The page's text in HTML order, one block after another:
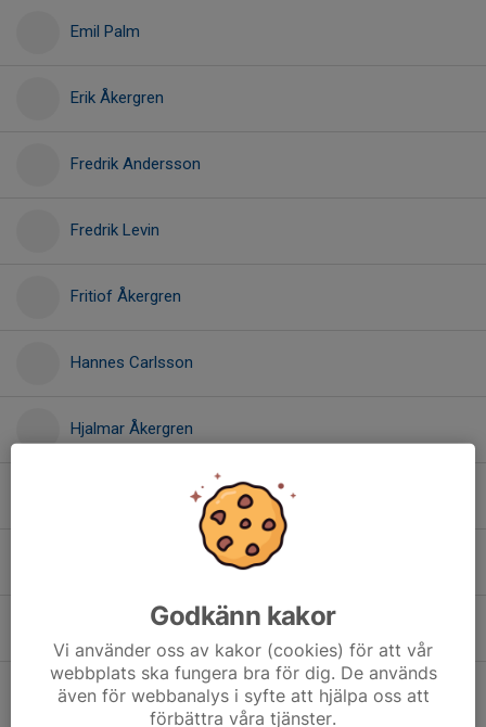
Emil Palm
Erik Åkergren
Fredrik Andersson
Fredrik Levin
Fritiof Åkergren
Hannes Carlsson
Hjalmar Åkergren
Joel Enermo
Kent Andreasson
Godkänn kakor
Vi använder oss av kakor (cookies) för att vår
webbplats ska fungera bra för dig. De används
även för webbanalys i syfte att hjälpa oss att
förbättra våra tjänster.